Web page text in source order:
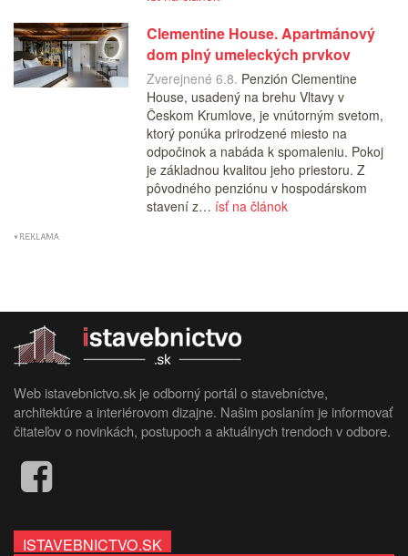
Clementine House. Apartmánový
dom plný umeleckých prvkov
Zverejnené 6.8. Penzión Clementine
House, usadený na brehu Vltavy v
Českom Krumlove, je vnútorným svetom,
ktorý ponúka prirodzené miesto na
odpočinok a nabáda k spomaleniu. Pokoj
je základnou kvalitou jeho priestoru. Z
pôvodného penziónu v hospodárskom
stavení z… ísť na článok
Web istavebnictvo.sk je odborný portál o stavebníctve,
architektúre a interiérovom dizajne. Našim poslaním je informovať
čitateľov o novinkách, postupoch a aktuálnych trendoch v odbore.
ISTAVEBNICTVO.SK